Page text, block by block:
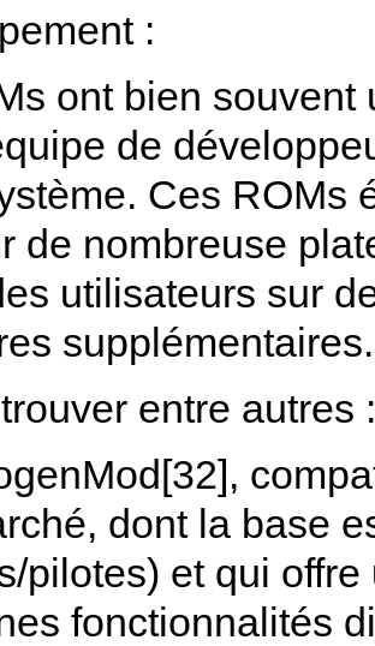
:
ont bien
de
Ces ROMs
de nombreuse
utilisateurs sur
supplémentaires.
entre autres :
dont la base
pilotes) et qui
fonctionnalités